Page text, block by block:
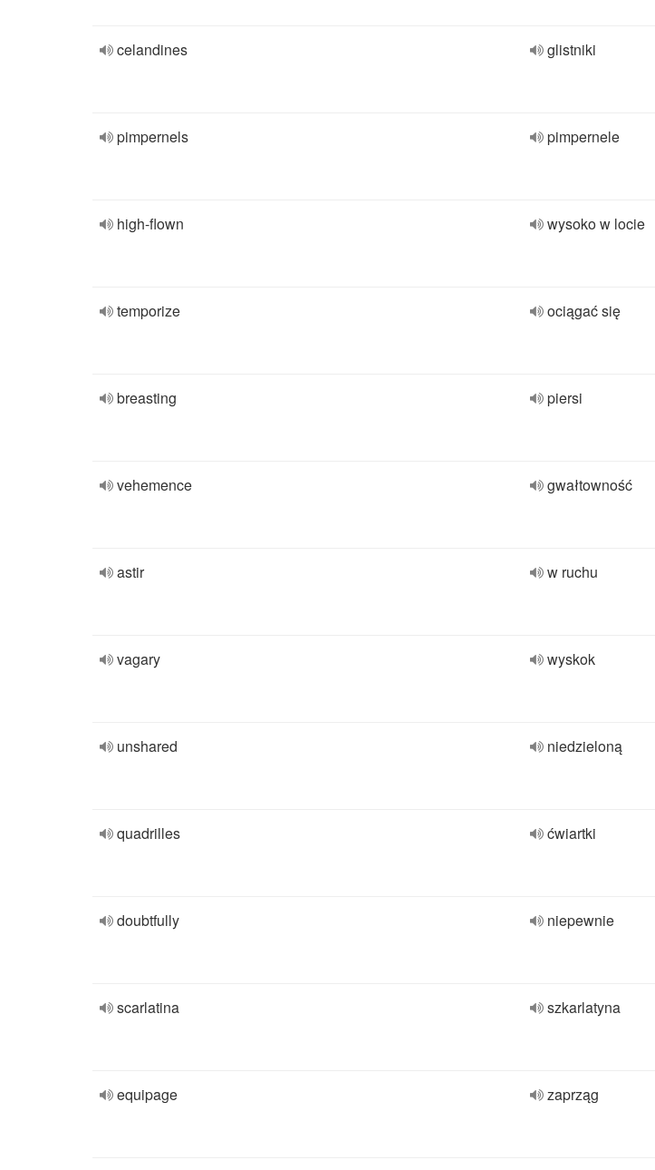
celandines glistniki
pimpernels pimpernele
high-flown wysoko w locie
temporize ociągać się
breasting piersi
vehemence gwałtowność
astir w ruchu
vagary wyskok
unshared niedzieloną
quadrilles ćwiartki
doubtfully niepewnie
scarlatina szkarlatyna
equipage zaprząg